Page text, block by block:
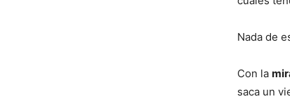
Nada de
Con la
saca un